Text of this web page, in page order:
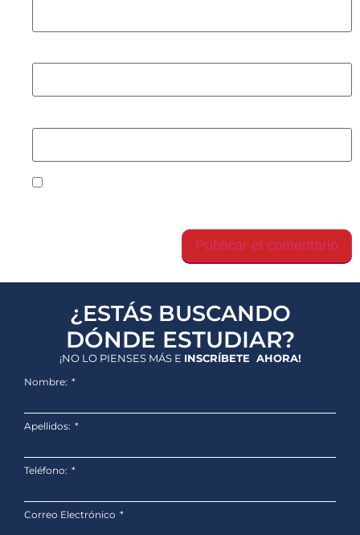
¿ESTÁS BUSCANDO
DÓNDE ESTUDIAR?
¡NO LO PIENSES MÁS E INSCRÍBETE AHORA!
Nombre:
Apellidos:
Teléfono:
Correo Electrónico